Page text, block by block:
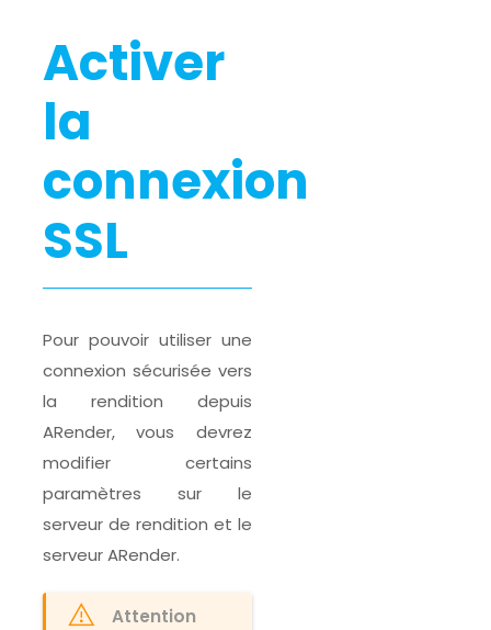
Activer
la
connexion
SSL
Pour pouvoir utiliser une
connexion sécurisée vers
la rendition depuis
ARender, vous devrez
modifier certains
paramètres sur le
serveur de rendition et le
serveur ARender.
Attention